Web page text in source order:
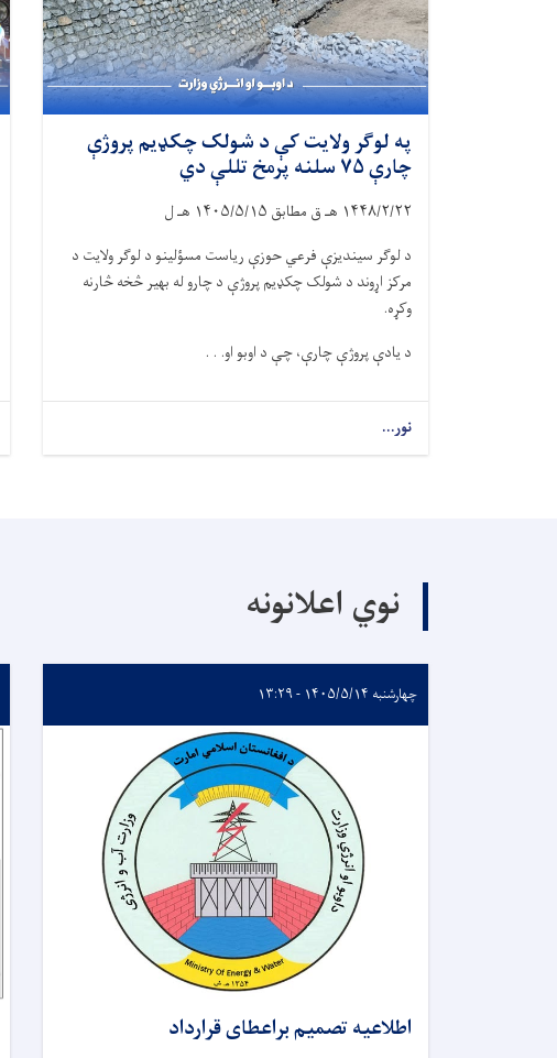
په لوګر ولایت کې د شولک چکډیم پروژې
چارې ۷۵ سلنه پرمخ تللې دي
۱۴۴۸/۲/۲۲ هـ ق مطابق ۱۴۰۵/۵/۱۵ هـ ل
د لوګر سیندیزې فرعي حوزې ریاست مسؤلینو د لوګر ولایت د
مرکز اړوند د شولک چکډیم پروژې د چارو له بهیر څخه څارنه
وکړه.
د یادې پروژې چارې، چې د اوبو او. . .
نور...
نوي اعلانونه
چهارشنبه ۱۴۰۵/۵/۱۴ - ۱۳:۲۹
اطلاعیه تصمیم براعطای قرارداد